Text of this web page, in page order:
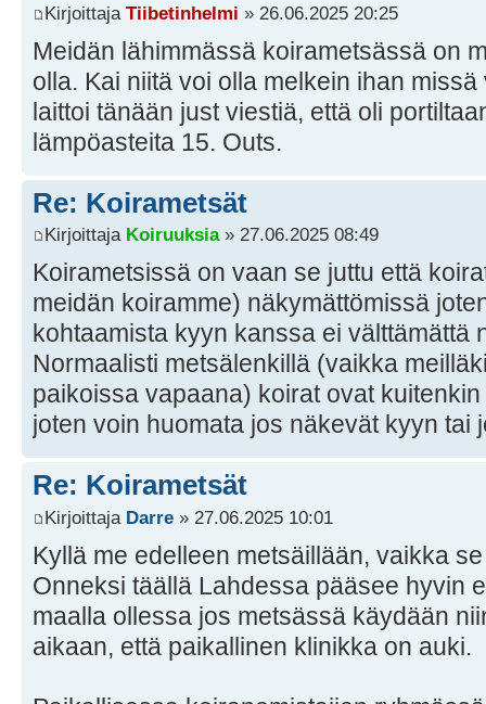
Kirjoittaja Tiibetinhelmi » 26.06.2025 20:25
Meidän lähimmässä koirametsässä on
olla. Kai niitä voi olla melkein ihan
laittoi tänään just viestiä, että oli
lämpöasteita 15. Outs.
Re: Koirametsät
Kirjoittaja Koiruuksia» 27.06.2025 08:49
Koirametsissä on vaan se juttu että
meidän koiramme) näkymättömissä
kohtaamista kyyn kanssa ei välttämättä
Normaalisti metsälenkillä (vaikka
paikoissa vapaana) koirat ovat
joten voin huomata jos näkevät kyyn tai
Re: Koirametsät
Kirjoittaja Darre » 27.06.2025 10:01
Kyllä me edelleen metsäillään, vaikka
Onneksi täällä Lahdessa pääsee hyvin
maalla ollessa jos metsässä käydään
aikaan, että paikallinen klinikka on auki.